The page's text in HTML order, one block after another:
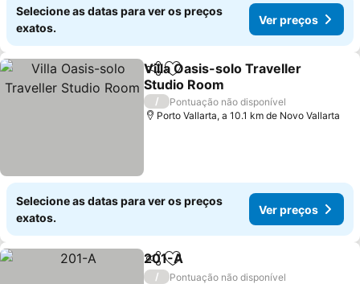
Selecione as datas para ver os preços
exatos.
Ver preços
PartilharAdicionar aos favoritos
Villa Oasis-solo Traveller
Studio Room
Ver preços
/
Pontuação não disponível
Porto Vallarta, a 10.1 km de Novo Vallarta
Selecione as datas para ver os preços
exatos.
Ver preços
PartilharAdicionar aos favoritos
201-A
/
Pontuação não disponível